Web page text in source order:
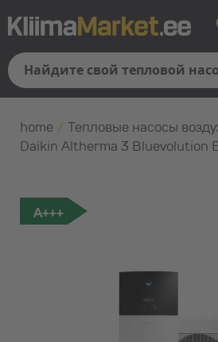
home / Тепловые насосы
Daikin Altherma 3 Bluevolution
A+++